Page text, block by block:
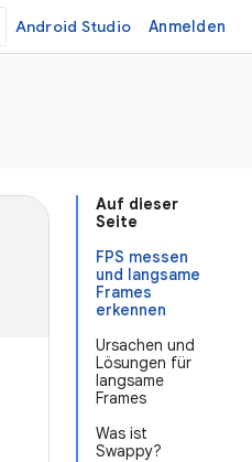
Android Studio Anmelden
Auf dieser
Seite
FPS messen
und langsame
Frames
erkennen
Ursachen und
Lösungen für
langsame
Frames
Was ist
Swappy?